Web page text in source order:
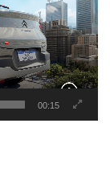
00:15